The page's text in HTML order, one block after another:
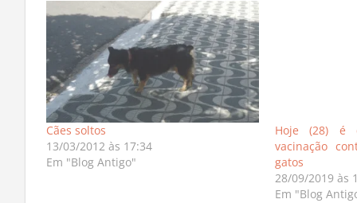
Cães soltos
13/03/2012 às 17:34
Em "Blog Antigo"
Hoje (28) é
vacinação
gatos
28/09/2019 às
Em "Blog